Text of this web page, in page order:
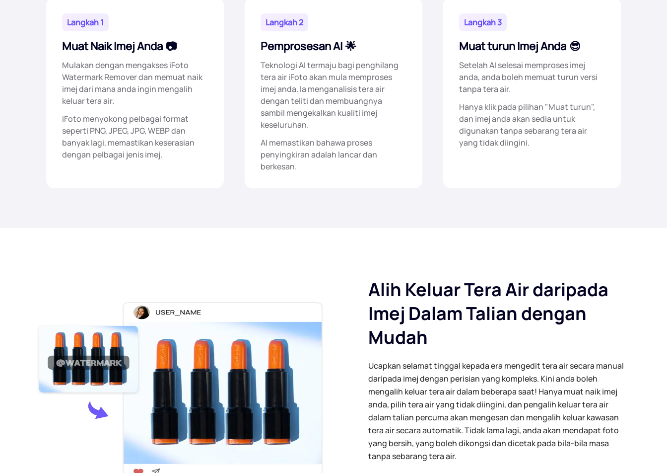
Langkah 1
Muat Naik Imej Anda
Mulakan dengan mengakses iFoto
Watermark Remover dan memuat naik
imej dari mana anda ingin mengalih
keluar tera air.
iFoto menyokong pelbagai format
seperti PNG, JPEG, JPG, WEBP dan
banyak lagi, memastikan keserasian
dengan pelbagai jenis imej.
Langkah 2
Pemprosesan AI
Teknologi AI termaju bagi penghilang
tera air iFoto akan mula memproses
imej anda. Ia menganalisis tera air
dengan teliti dan membuangnya
sambil mengekalkan kualiti imej
keseluruhan.
AI memastikan bahawa proses
penyingkiran adalah lancar dan
berkesan.
Langkah 3
Muat turun Imej Anda
Setelah AI selesai memproses imej
anda, anda boleh memuat turun versi
tanpa tera air.
Hanya klik pada pilihan "Muat turun",
dan imej anda akan sedia untuk
digunakan tanpa sebarang tera air
yang tidak diingini.
Alih Keluar Tera Air daripada
Imej Dalam Talian dengan
Mudah
Ucapkan selamat tinggal kepada era mengedit tera air secara manual
daripada imej dengan perisian yang kompleks. Kini anda boleh
mengalih keluar tera air dalam beberapa saat! Hanya muat naik imej
anda, pilih tera air yang tidak diingini, dan pengalih keluar tera air
dalam talian percuma akan mengesan dan mengalih keluar kawasan
tera air secara automatik. Tidak lama lagi, anda akan mendapat foto
yang bersih, yang boleh dikongsi dan dicetak pada bila-bila masa
tanpa sebarang tera air.